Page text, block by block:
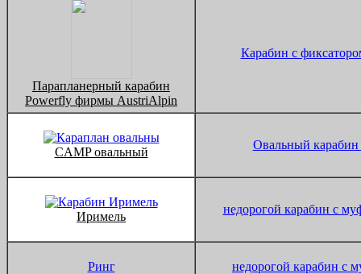
Парапланерный карабин
Powerfly фирмы AustriAlpin
Карабин с
CAMP овальный
Овальный
Иримель
недорогой карабин с
Ринг недорогой карабин с